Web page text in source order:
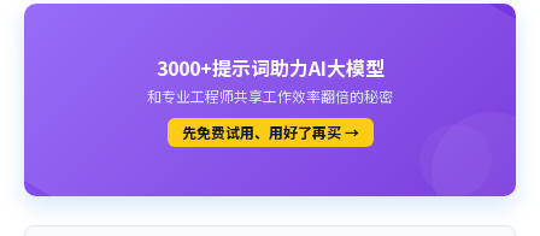
3000+提示词助力AI大模型
和专业工程师共享工作效率翻倍的秘密
先免费试用、用好了再买 →